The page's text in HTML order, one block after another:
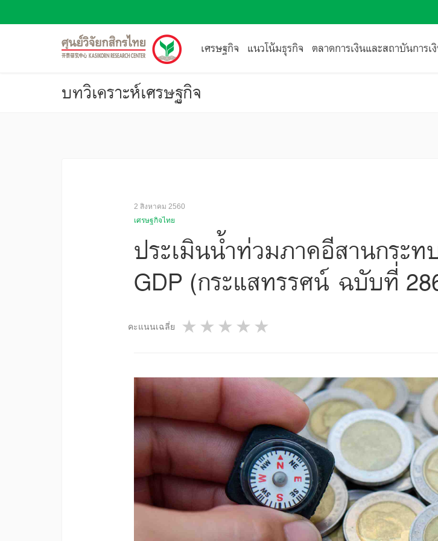
เศรษฐกิจ แนวโน้มธุรกิจ ตลาดการเงินและสถาบันการเ
บทวิเคราะห์เศรษฐกิจ
2 สิงหาคม 2560
เศรษฐกิจไทย
ประเมินน้ำท่วมภาคอีสานกระท
GDP (กระแสทรรศน์ ฉบับที่
คะแนนเฉลี่ย 4 stars
3 stars
2 stars
1 star